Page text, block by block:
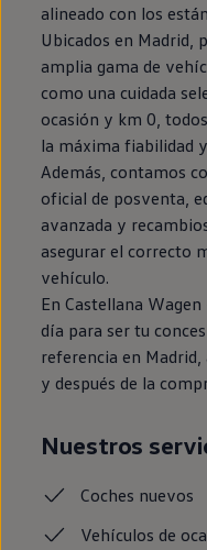
alineado con los
Ubicados en Madrid,
amplia gama de
como una cuidada
ocasión y km 0,
la máxima fiabilidad
Además, contamos
oficial de posventa,
avanzada y
asegurar el correcto
vehículo.
En Castellana
día para ser tu
referencia en
y después de la
Nuestros
Coches nuevos
Vehículos de